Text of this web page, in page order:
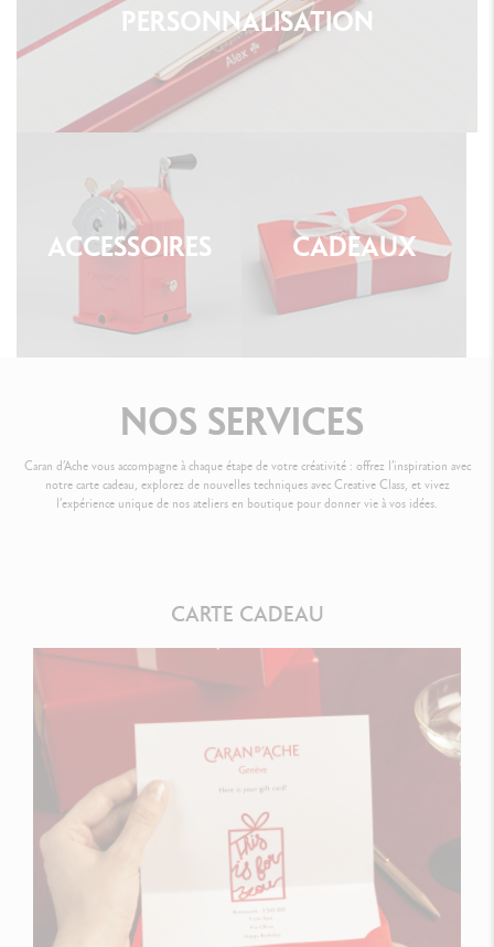
PERSONNALISATION
ACCESSOIRES CADEAUX
NOS SERVICES
Caran d’Ache vous accompagne à chaque étape de votre créativité : offrez l’inspiration avec
notre carte cadeau, explorez de nouvelles techniques avec Creative Class, et vivez
l’expérience unique de nos ateliers en boutique pour donner vie à vos idées.
CARTE CADEAU